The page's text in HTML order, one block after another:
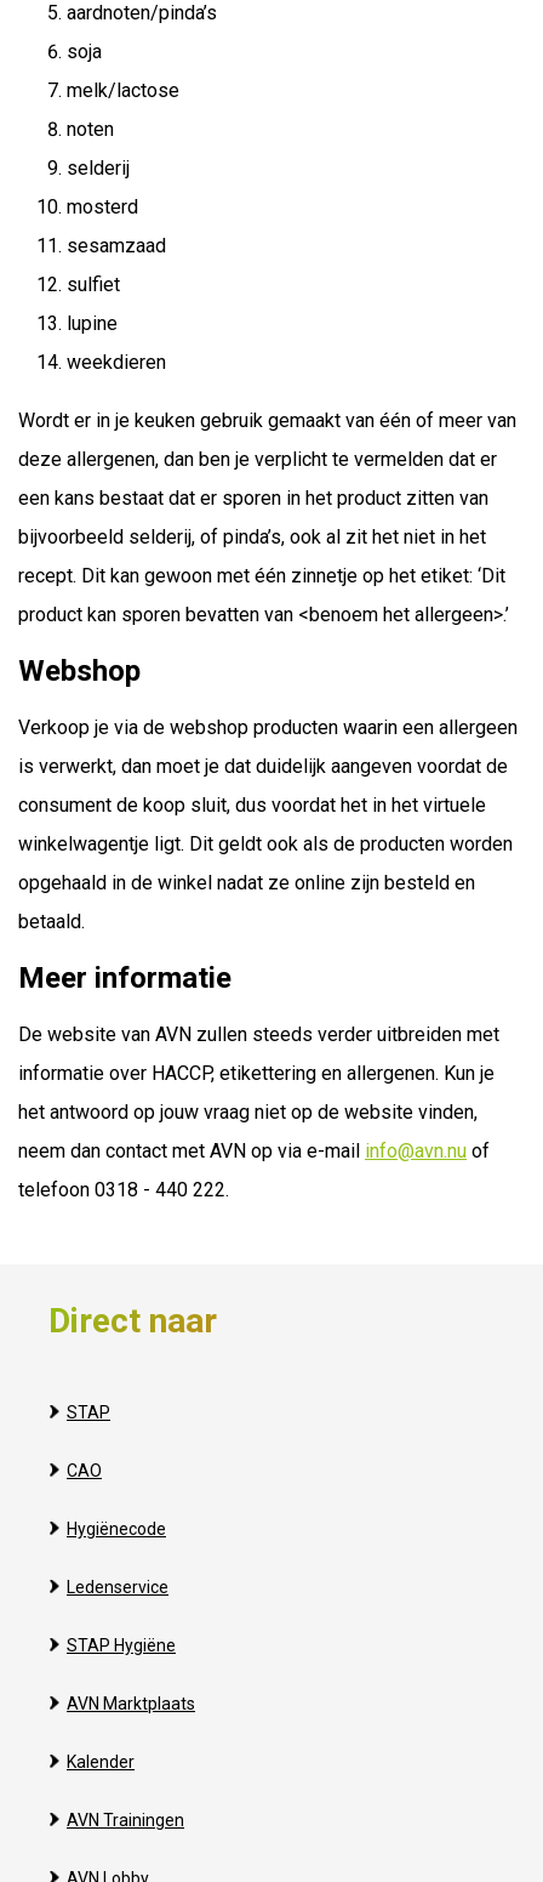
aardnoten/pinda’s
soja
melk/lactose
noten
selderij
mosterd
sesamzaad
sulfiet
lupine
weekdieren
Wordt er in je keuken gebruik gemaakt van één of meer van
deze allergenen, dan ben je verplicht te vermelden dat er
een kans bestaat dat er sporen in het product zitten van
bijvoorbeeld selderij, of pinda’s, ook al zit het niet in het
recept. Dit kan gewoon met één zinnetje op het etiket: ‘Dit
product kan sporen bevatten van <benoem het allergeen>.’
Webshop
Verkoop je via de webshop producten waarin een allergeen
is verwerkt, dan moet je dat duidelijk aangeven voordat de
consument de koop sluit, dus voordat het in het virtuele
winkelwagentje ligt. Dit geldt ook als de producten worden
opgehaald in de winkel nadat ze online zijn besteld en
betaald.
Meer informatie
De website van AVN zullen steeds verder uitbreiden met
informatie over HACCP, etikettering en allergenen. Kun je
het antwoord op jouw vraag niet op de website vinden,
neem dan contact met AVN op via e-mail info@avn.nu of
telefoon 0318 - 440 222.
Direct naar
STAP
CAO
Hygiënecode
Ledenservice
STAP Hygiëne
AVN Marktplaats
Kalender
AVN Trainingen